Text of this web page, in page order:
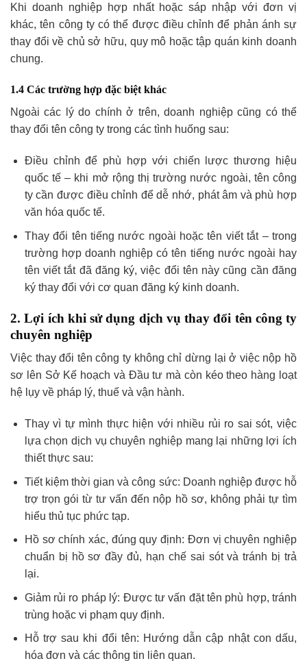
Khi doanh nghiệp hợp nhất hoặc sáp nhập với đơn vị
khác, tên công ty có thể được điều chỉnh để phản ánh sự
thay đổi về chủ sở hữu, quy mô hoặc tập quán kinh doanh
chung.
1.4 Các trường hợp đặc biệt khác
Ngoài các lý do chính ở trên, doanh nghiệp cũng có thể
thay đổi tên công ty trong các tình huống sau:
Điều chỉnh để phù hợp với chiến lược thương hiệu
quốc tế – khi mở rộng thị trường nước ngoài, tên công
ty cần được điều chỉnh để dễ nhớ, phát âm và phù hợp
văn hóa quốc tế.
Thay đổi tên tiếng nước ngoài hoặc tên viết tắt – trong
trường hợp doanh nghiệp có tên tiếng nước ngoài hay
tên viết tắt đã đăng ký, việc đổi tên này cũng cần đăng
ký thay đổi với cơ quan đăng ký kinh doanh.
2. Lợi ích khi sử dụng dịch vụ thay đổi tên công ty
chuyên nghiệp
Việc thay đổi tên công ty không chỉ dừng lại ở việc nộp hồ
sơ lên Sở Kế hoạch và Đầu tư mà còn kéo theo hàng loạt
hệ lụy về pháp lý, thuế và vận hành.
Thay vì tự mình thực hiện với nhiều rủi ro sai sót, việc
lựa chọn dịch vụ chuyên nghiệp mang lại những lợi ích
thiết thực sau:
Tiết kiệm thời gian và công sức: Doanh nghiệp được hỗ
trợ trọn gói từ tư vấn đến nộp hồ sơ, không phải tự tìm
hiểu thủ tục phức tạp.
Hồ sơ chính xác, đúng quy định: Đơn vị chuyên nghiệp
chuẩn bị hồ sơ đầy đủ, hạn chế sai sót và tránh bị trả
lại.
Giảm rủi ro pháp lý: Được tư vấn đặt tên phù hợp, tránh
trùng hoặc vi phạm quy định.
Hỗ trợ sau khi đổi tên: Hướng dẫn cập nhật con dấu,
hóa đơn và các thông tin liên quan.